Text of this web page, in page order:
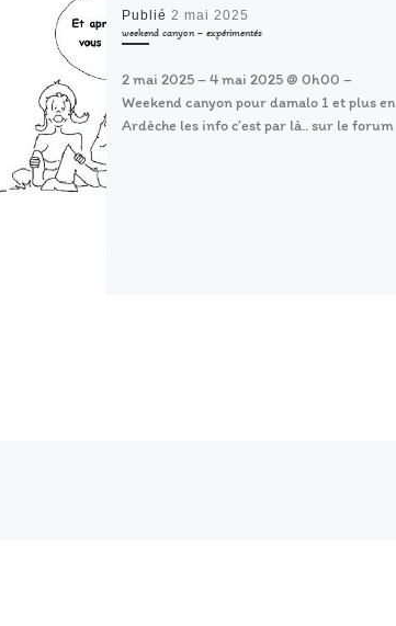
Publié 2 mai 2025
weekend canyon – expérimentés
2 mai 2025 – 4 mai 2025 @ 0h00 –
Weekend canyon pour damalo 1 et plus en
Ardèche les info c’est par là.. sur le forum